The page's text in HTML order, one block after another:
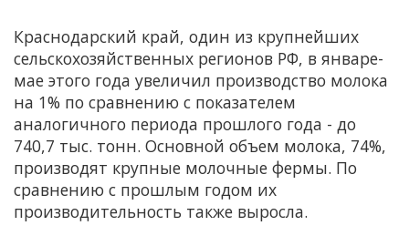
Краснодарский край, один из крупнейших
сельскохозяйственных регионов РФ, в январе-
мае этого года увеличил производство молока
на 1% по сравнению с показателем
аналогичного периода прошлого года - до
740,7 тыс. тонн. Основной объем молока, 74%,
производят крупные молочные фермы. По
сравнению с прошлым годом их
производительность также выросла.